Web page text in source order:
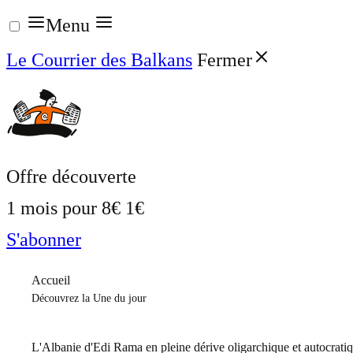
Aller
au
contenu
Menu
Le Courrier des Balkans Fermer
Offre découverte
1 mois pour 8€ 1€
S'abonner
Accueil
Découvrez la Une du jour
L'Albanie d'Edi Rama en pleine dérive oligarchique et